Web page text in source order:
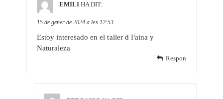
EMILI HA DIT:
15 de gener de 2024 a les 12:53
Estoy interesado en el taller d Faina y
Naturaleza
Respon